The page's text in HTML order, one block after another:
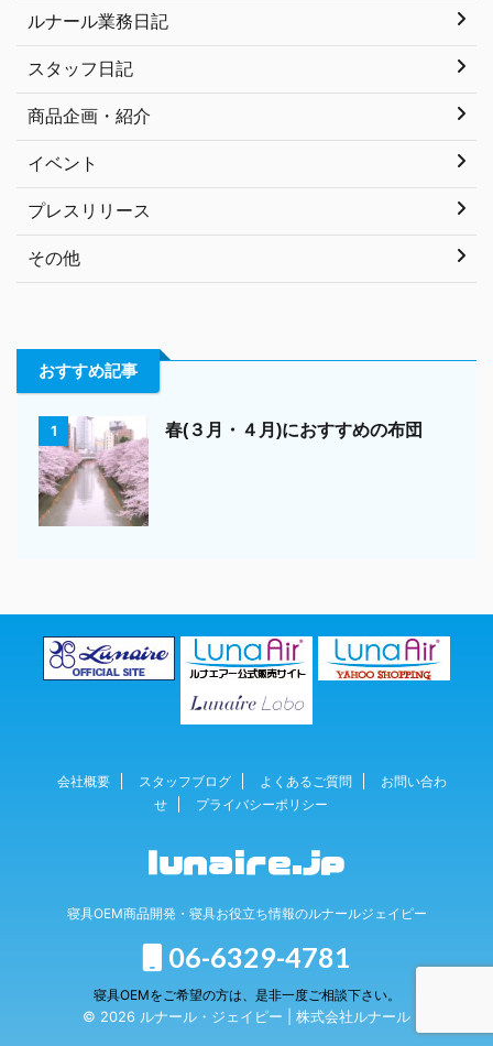
ルナール業務日記
スタッフ日記
商品企画・紹介
イベント
プレスリリース
その他
おすすめ記事
1 春(３月・４月)におすすめの布団
会社概要 スタッフブログ よくあるご質問
お問い合わ
せ
プライバシーポリシー
寝具OEM商品開発・寝具お役立ち情報のルナールジェイピー
06-6329-4781
寝具OEMをご希望の方は、是非一度ご相談下さい。
© 2026 ルナール・ジェイピー | 株式会社ルナール